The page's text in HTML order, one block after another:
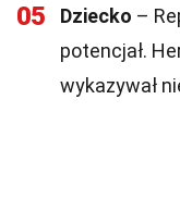
05 Dziecko –
potencjał.
wykazywał